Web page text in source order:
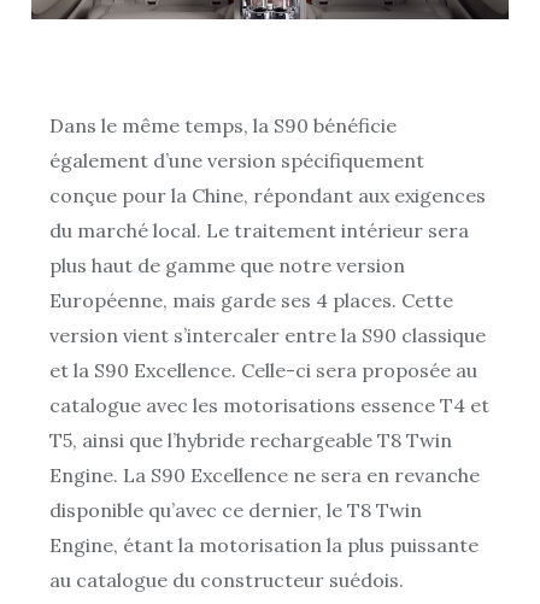
Dans le même temps, la S90 bénéficie
également d’une version spécifiquement
conçue pour la Chine, répondant aux exigences
du marché local. Le traitement intérieur sera
plus haut de gamme que notre version
Européenne, mais garde ses 4 places. Cette
version vient s’intercaler entre la S90 classique
et la S90 Excellence. Celle-ci sera proposée au
catalogue avec les motorisations essence T4 et
T5, ainsi que l’hybride rechargeable T8 Twin
Engine. La S90 Excellence ne sera en revanche
disponible qu’avec ce dernier, le T8 Twin
Engine, étant la motorisation la plus puissante
au catalogue du constructeur suédois.